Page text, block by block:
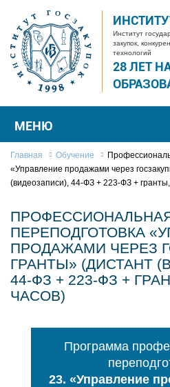
Институт
закупок,
технологий
28 ЛЕТ
МЕНЮ
Главная Обучение
«Управление продажами через
(видеозаписи), 44-ФЗ + 223-ФЗ +
ПЕРЕПОДГОТОВКА
ПРОДАЖАМИ ЧЕРЕЗ
ГРАНТЫ» (ДИСТАНТ
44-ФЗ + 223-ФЗ +
ЧАСОВ)
Программа
23. «Управление